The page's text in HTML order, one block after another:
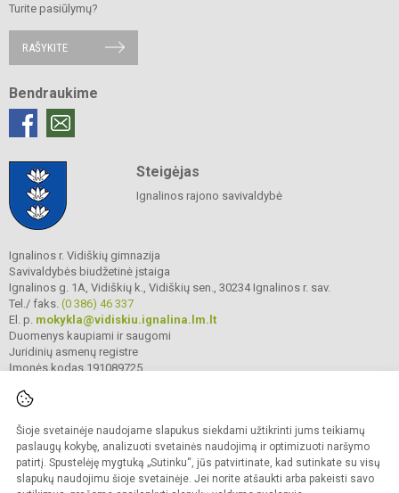
Šioje svetainėje naudojame slapukus siekdami užtikrinti jums teikiamų
paslaugų kokybę, analizuoti svetainės naudojimą ir optimizuoti naršymo
patirtį. Spustelėję mygtuką „Sutinku“, jūs patvirtinate, kad sutinkate su visų
slapukų naudojimu šioje svetainėje. Jei norite atšaukti arba pakeisti savo
Turite pasiūlymų?
RAŠYKITE
Bendraukime
Steigėjas
Ignalinos rajono savivaldybė
Ignalinos r. Vidiškių gimnazija
Savivaldybės biudžetinė įstaiga
Ignalinos g. 1A, Vidiškių k., Vidiškių sen., 30234 Ignalinos r. sav.
Tel./ faks. (0 386) 46 337
El. p. mokykla@vidiskiu.ignalina.lm.lt
Duomenys kaupiami ir saugomi
Juridinių asmenų registre
Įmonės kodas 191089725
© 2025. Ignalinos r. Vidiškių gimnazija. Visos teisės saugomos.
Kopijuoti turinį be raštiško gimnazijos sutikimo griežtai draudžiama.
Prieinamumo paraiška Slapukų valdymas